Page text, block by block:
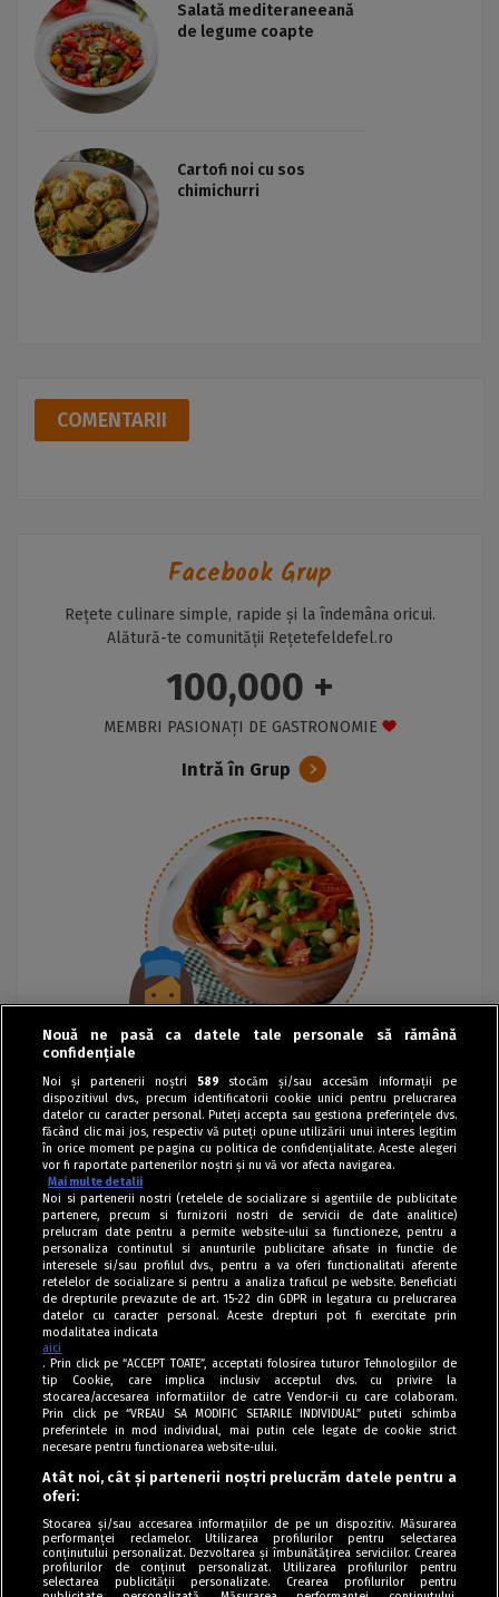
Salată mediteraneeană
de legume coapte
Cartofi noi cu sos
chimichurri
COMENTARII
Facebook Grup
Rețete culinare simple, rapide și la îndemâna oricui.
Alătură-te comunității Rețetefeldefel.ro
100,000 +
MEMBRI PASIONAȚI DE GASTRONOMIE
Intră în Grup
Tag index
Program Antena 1
Politica de cookies
Politica de confidențialitate
Nouă ne pasă ca datele tale personale să rămână
confidențiale
Noi și partenerii noștri 589 stocăm și/sau accesăm informații pe
dispozitivul dvs., precum identificatorii cookie unici pentru prelucrarea
datelor cu caracter personal. Puteți accepta sau gestiona preferințele dvs.
făcând clic mai jos, respectiv vă puteți opune utilizării unui interes legitim
în orice moment pe pagina cu politica de confidențialitate. Aceste alegeri
vor fi raportate partenerilor noștri și nu vă vor afecta navigarea.
Mai multe detalii
Noi si partenerii nostri (retelele de socializare si agentiile de publicitate
partenere, precum si furnizorii nostri de servicii de date analitice)
prelucram date pentru a permite website-ului sa functioneze, pentru a
personaliza continutul si anunturile publicitare afisate in functie de
interesele si/sau profilul dvs., pentru a va oferi functionalitati aferente
retelelor de socializare si pentru a analiza traficul pe website. Beneficiati
de drepturile prevazute de art. 15-22 din GDPR in legatura cu prelucrarea
datelor cu caracter personal. Aceste drepturi pot fi exercitate prin
modalitatea indicata
aici
. Prin click pe “ACCEPT TOATE”, acceptati folosirea tuturor Tehnologiilor de
tip Cookie, care implica inclusiv acceptul dvs. cu privire la
stocarea/accesarea informatiilor de catre Vendor-ii cu care colaboram.
Prin click pe “VREAU SA MODIFIC SETARILE INDIVIDUAL” puteti schimba
preferintele in mod individual, mai putin cele legate de cookie strict
necesare pentru functionarea website-ului.
Atât noi, cât și partenerii noștri prelucrăm datele pentru a
oferi:
Stocarea și/sau accesarea informațiilor de pe un dispozitiv. Măsurarea
performanței reclamelor. Utilizarea profilurilor pentru selectarea
conținutului personalizat. Dezvoltarea și îmbunătățirea serviciilor. Crearea
profilurilor de conținut personalizat. Utilizarea profilurilor pentru
selectarea publicității personalizate. Crearea profilurilor pentru